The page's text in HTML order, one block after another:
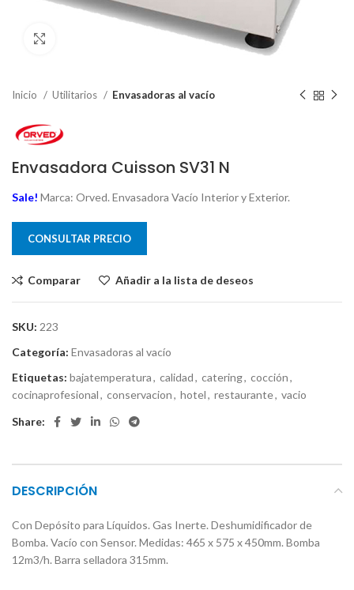
Inicio Utilitarios Envasadoras al vacío
Envasadora Cuisson SV31 N
Sale! Marca: Orved. Envasadora Vacío Interior y Exterior.
CONSULTAR PRECIO
Comparar Añadir a la lista de deseos
SKU: 223
Categoría: Envasadoras al vacío
Etiquetas: bajatemperatura, calidad, catering, cocción,
cocinaprofesional, conservacion, hotel, restaurante, vacio
Share:
DESCRIPCIÓN
Con Depósito para Líquidos. Gas Inerte. Deshumidificador de
Bomba. Vacío con Sensor. Medidas: 465 x 575 x 450mm. Bomba
12m3/h. Barra selladora 315mm.